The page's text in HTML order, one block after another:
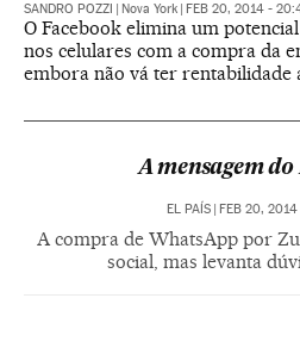
SANDRO POZZI Nova York FEB 20, 2014 -
O Facebook elimina um
nos celulares com a compra da
embora não vá ter rentabilidade
A mensagem
EL PAÍS FEB 20,
A compra de WhatsApp por
social, mas levanta